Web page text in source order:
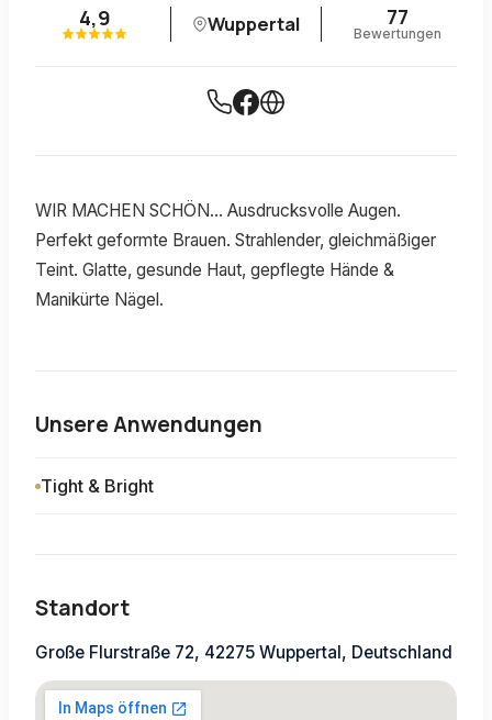
4,9 Wuppertal 77
Bewertungen
WIR MACHEN SCHÖN... Ausdrucksvolle Augen.
Perfekt geformte Brauen. Strahlender, gleichmäßiger
Teint. Glatte, gesunde Haut, gepflegte Hände &
Manikürte Nägel.
Unsere Anwendungen
Tight & Bright
Standort
Große Flurstraße 72, 42275 Wuppertal, Deutschland